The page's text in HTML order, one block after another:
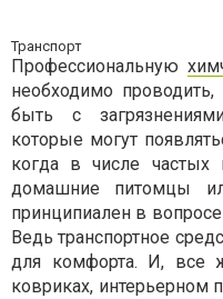
Транспорт
Профессиональную
необходимо
быть с
которые могут
когда в числе частых
домашние питомцы
принципиален в
Ведь транспортное
для комфорта. И, все
ковриках, интерьерном